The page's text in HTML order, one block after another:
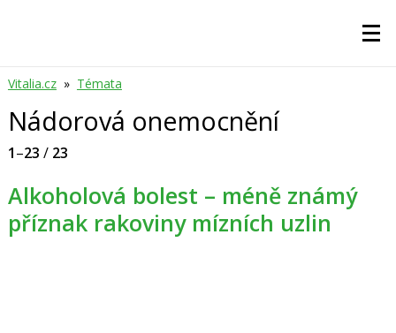
Vitalia.cz » Témata
Nádorová onemocnění
1–23 / 23
Alkoholová bolest – méně známý
příznak rakoviny mízních uzlin